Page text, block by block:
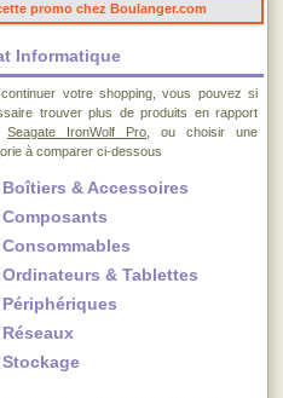
promo chez Boulanger.com
Informatique
votre shopping, vous pouvez si
trouver plus de produits en rapport
Seagate IronWolf Pro , ou choisir une
à comparer ci-dessous
Boîtiers & Accessoires
Composants
Consommables
Ordinateurs & Tablettes
Périphériques
Réseaux
Stockage